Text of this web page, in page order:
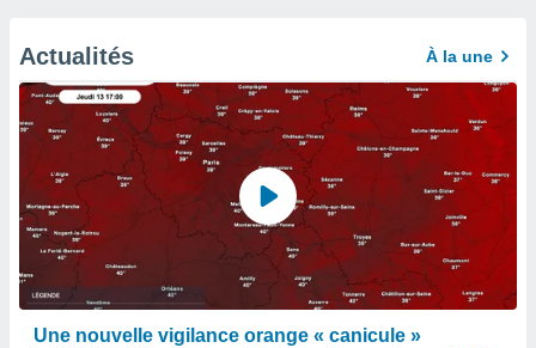
Actualités À la une
Une nouvelle vigilance orange « canicule »